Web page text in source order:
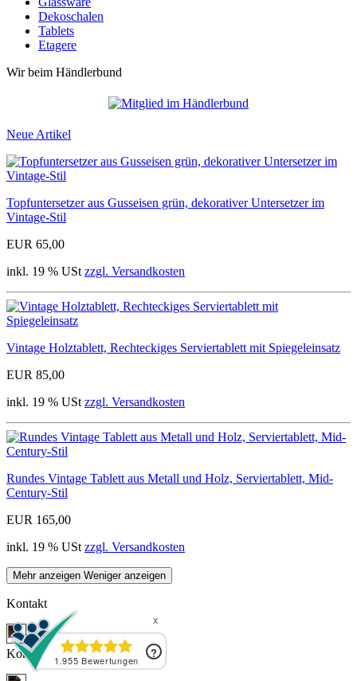
Dekoschalen
Tablets
Etagere
Wir beim Händlerbund
Neue Artikel
Topfuntersetzer aus Gusseisen grün, dekorativer Untersetzer im
Vintage-Stil
EUR 65,00
inkl. 19 % USt zzgl. Versandkosten
Vintage Holztablett, Rechteckiges Serviertablett mit Spiegeleinsatz
EUR 85,00
inkl. 19 % USt zzgl. Versandkosten
Rundes Vintage Tablett aus Metall und Holz, Serviertablett, Mid-
Century-Stil
EUR 165,00
inkl. 19 % USt zzgl. Versandkosten
Mehr anzeigen Weniger anzeigen
Kontakt
Jetzt Kontakt aufnehmen
Kontakt